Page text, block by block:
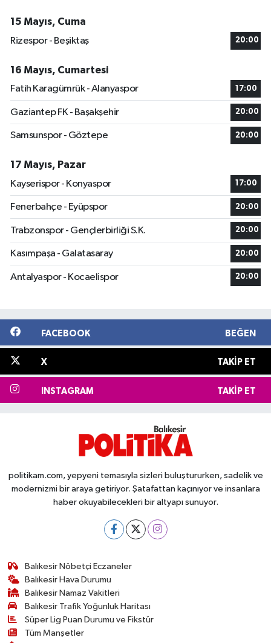
15 Mayıs, Cuma
Rizespor - Beşiktaş
20:00
16 Mayıs, Cumartesi
Fatih Karagümrük - Alanyaspor
17:00
Gaziantep FK - Başakşehir 20:00
Samsunspor - Göztepe 20:00
17 Mayıs, Pazar
Kayserispor - Konyaspor
17:00
Fenerbahçe - Eyüpspor 20:00
Trabzonspor - Gençlerbirliği S.K. 20:00
Kasımpaşa - Galatasaray 20:00
Antalyaspor - Kocaelispor 20:00
FACEBOOK BEĞEN
X TAKIP ET
INSTAGRAM TAKIP ET
politikam.com, yepyeni temasıyla sizleri buluştururken, sadelik ve
modernizmi bir araya getiriyor. Şatafattan kaçınıyor ve insanlara
haber okuyabilecekleri bir altyapı sunuyor.
Balıkesir Nöbetçi Eczaneler
Balıkesir Hava Durumu
Balıkesir Namaz Vakitleri
Balıkesir Trafik Yoğunluk Haritası
Süper Lig Puan Durumu ve Fikstür
Tüm Manşetler